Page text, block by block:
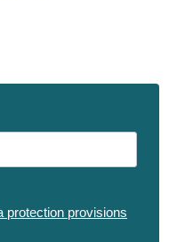
protection provisions